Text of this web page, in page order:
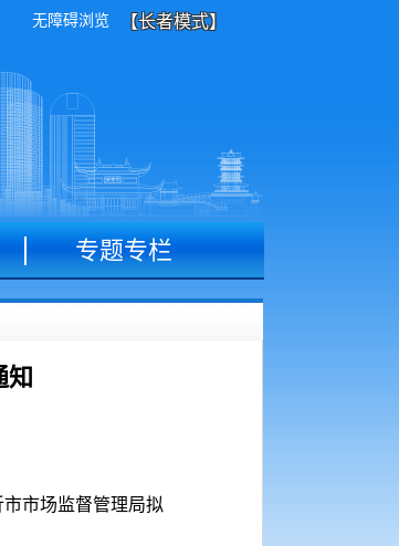
无障碍浏览 【长者模式】
专题专栏
知
市场监督管理局拟